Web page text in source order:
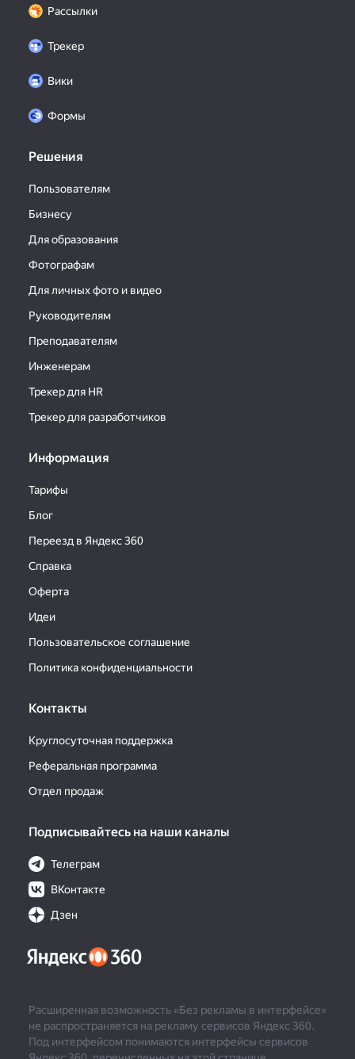
Рассылки
Трекер
Вики
Формы
Решения
Пользователям
Бизнесу
Для образования
Фотографам
Для личных фото и видео
Руководителям
Преподавателям
Инженерам
Трекер для HR
Трекер для разработчиков
Информация
Тарифы
Блог
Переезд в Яндекс 360
Справка
Оферта
Идеи
Пользовательское соглашение
Политика конфиденциальности
Контакты
Круглосуточная поддержка
Реферальная программа
Отдел продаж
Подписывайтесь на наши каналы
Телеграм
ВКонтакте
Дзен
Расширенная возможность «Без рекламы в интерфейсе»
не распространяется на рекламу сервисов Яндекс 360.
Под интерфейсом понимаются интерфейсы сервисов